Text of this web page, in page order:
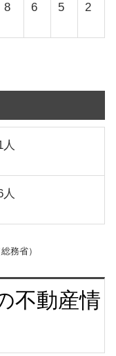
8
6
5
2
人
人
務省）
不動産情